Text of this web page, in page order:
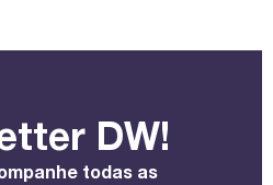
DW!
todas as